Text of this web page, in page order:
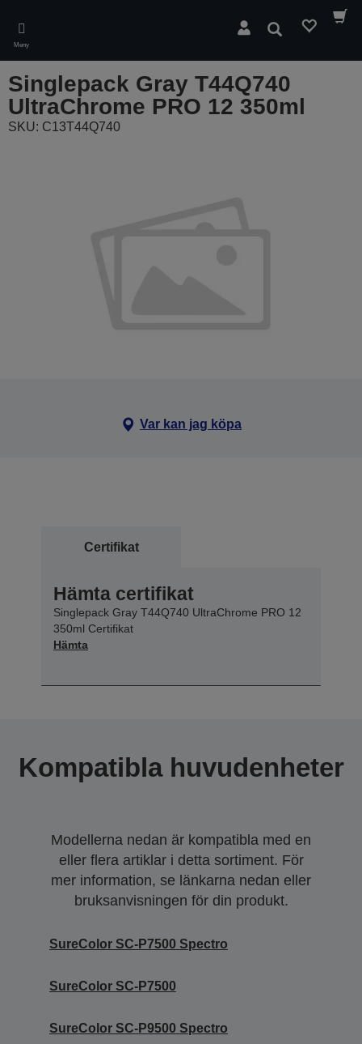
main
content
Meny
Sök
Singlepack Gray T44Q740
UltraChrome PRO 12 350ml
SKU: C13T44Q740
Var kan jag köpa
Certifikat
Hämta certifikat
Singlepack Gray T44Q740 UltraChrome PRO 12
350ml Certifikat
Hämta
Kompatibla huvudenheter
Modellerna nedan är kompatibla med en
eller flera artiklar i detta sortiment. För
mer information, se länkarna nedan eller
bruksanvisningen för din produkt.
SureColor SC-P7500 Spectro
SureColor SC-P7500
SureColor SC-P9500 Spectro